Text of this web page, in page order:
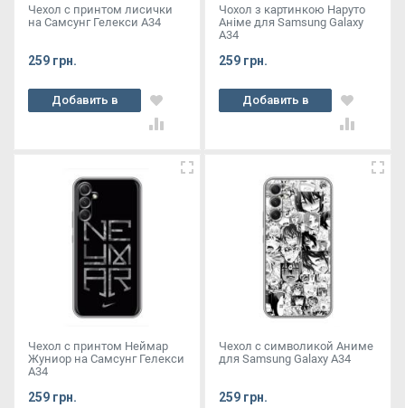
Чехол с принтом лисички
на Самсунг Гелекси А34
259 грн.
Добавить в
корзину
Чохол з картинкою Наруто
Аніме для Samsung Galaxy
A34
259 грн.
Добавить в
корзину
Чехол с принтом Неймар
Жуниор на Самсунг Гелекси
А34
259 грн.
Чехол с символикой Аниме
для Samsung Galaxy A34
259 грн.